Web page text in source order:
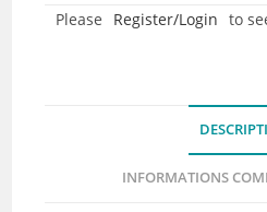
Collection
Please Register/Login to
INFORMATIONS